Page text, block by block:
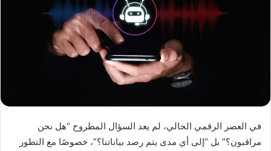
في العصر الرقمي الحالي، لم يعد السؤال المطروح “هل نحن
مراقبون؟” بل “إلى أي مدى يتم رصد بياناتنا؟”، خصوصًا مع التطور